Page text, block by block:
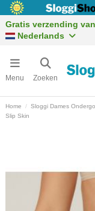
Gratis verzending
Nederlands
Menu Zoeken
Home Sloggi Dames
Slip Skin